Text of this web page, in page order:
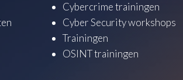
Cybercrime trainingen
Cyber Security workshops
Trainingen
OSINT trainingen